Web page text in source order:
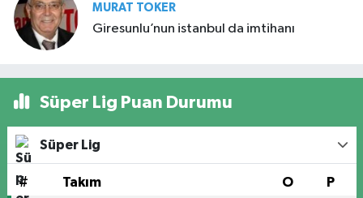
MURAT TOKER
Giresunlu’nun istanbul da imtihanı
Süper Lig Puan Durumu
Süper Lig
# Takım O P